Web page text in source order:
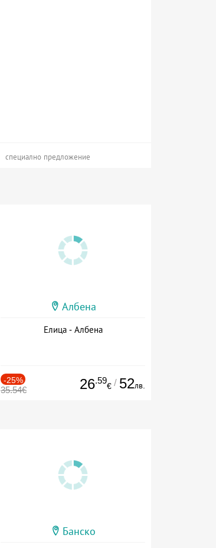
специално предложение
Албена
Елица - Албена
-25%
35.54€ 26.59
€ / 52лв.
Банско